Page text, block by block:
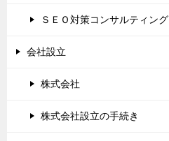
ＳＥＯ対策コンサルティング
会社設立
株式会社
株式会社設立の手続き